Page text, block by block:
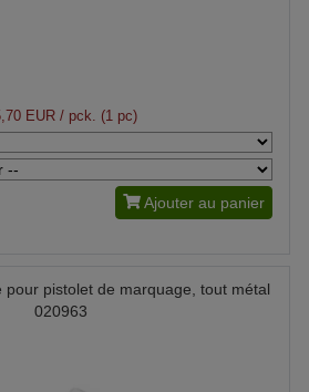
EUR/ pck. (1 pc)
Ajouter au panier
pour pistolet de marquage, tout métal
020963